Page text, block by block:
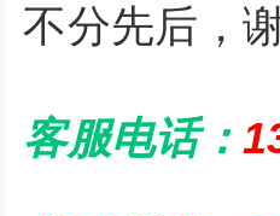
不分先后，谢
客服电话：